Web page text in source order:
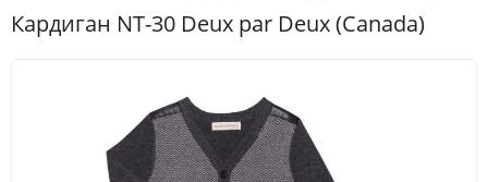
Кардиган NT-30 Deux par Deux (Canada)